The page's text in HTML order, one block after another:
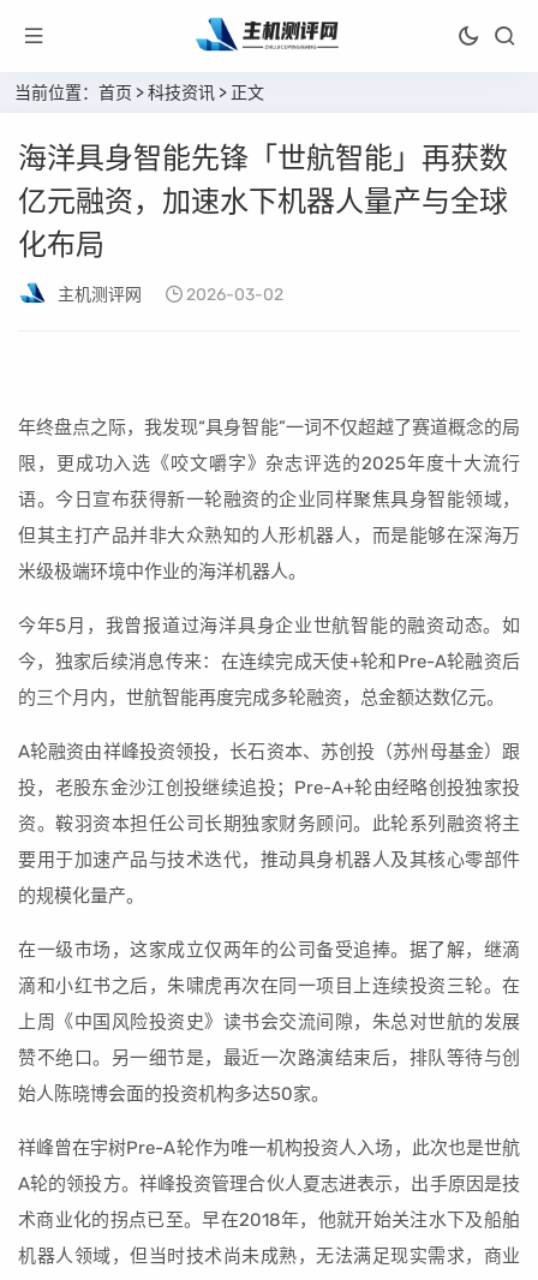
当前位置： 首页 >科技资讯 > 正文
海洋具身智能先锋「世航智能」再获数
亿元融资，加速水下机器人量产与全球
化布局
主机测评网 2026-03-02
年终盘点之际，我发现“具身智能”一词不仅超越了赛道概念的局
限，更成功入选《咬文嚼字》杂志评选的2025年度十大流行
语。今日宣布获得新一轮融资的企业同样聚焦具身智能领域，
但其主打产品并非大众熟知的人形机器人，而是能够在深海万
米级极端环境中作业的海洋机器人。
今年5月，我曾报道过海洋具身企业世航智能的融资动态。如
今，独家后续消息传来：在连续完成天使+轮和Pre-A轮融资后
的三个月内，世航智能再度完成多轮融资，总金额达数亿元。
A轮融资由祥峰投资领投，长石资本、苏创投（苏州母基金）跟
投，老股东金沙江创投继续追投；Pre-A+轮由经略创投独家投
资。鞍羽资本担任公司长期独家财务顾问。此轮系列融资将主
要用于加速产品与技术迭代，推动具身机器人及其核心零部件
的规模化量产。
在一级市场，这家成立仅两年的公司备受追捧。据了解，继滴
滴和小红书之后，朱啸虎再次在同一项目上连续投资三轮。在
上周《中国风险投资史》读书会交流间隙，朱总对世航的发展
赞不绝口。另一细节是，最近一次路演结束后，排队等待与创
始人陈晓博会面的投资机构多达50家。
祥峰曾在宇树Pre-A轮作为唯一机构投资人入场，此次也是世航
A轮的领投方。祥峰投资管理合伙人夏志进表示，出手原因是技
术商业化的拐点已至。早在2018年，他就开始关注水下及船舶
机器人领域，但当时技术尚未成熟，无法满足现实需求，商业